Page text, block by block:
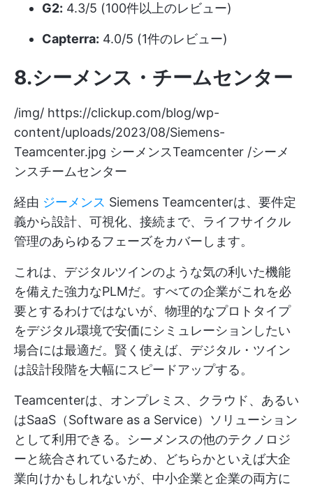
G2: 4.3/5 (100件以上のレビュー)
Capterra: 4.0/5 (1件のレビュー)
8.シーメンス・チームセンター
/img/ https://clickup.com/blog/wp-
content/uploads/2023/08/Siemens-
Teamcenter.jpg シーメンスTeamcenter /シーメ
ンスチームセンター
経由 ジーメンス Siemens Teamcenterは、要件定
義から設計、可視化、接続まで、ライフサイクル
管理のあらゆるフェーズをカバーします。
これは、デジタルツインのような気の利いた機能
を備えた強力なPLMだ。すべての企業がこれを必
要とするわけではないが、物理的なプロトタイプ
をデジタル環境で安価にシミュレーションしたい
場合には最適だ。賢く使えば、デジタル・ツイン
は設計段階を大幅にスピードアップする。
Teamcenterは、オンプレミス、クラウド、あるい
はSaaS（Software as a Service）ソリューション
として利用できる。シーメンスの他のテクノロジ
ーと統合されているため、どちらかといえば大企
業向けかもしれないが、中小企業と企業の両方に